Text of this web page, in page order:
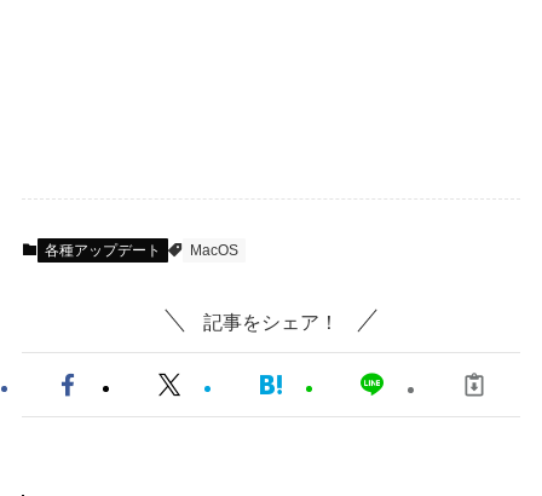
各種アップデート MacOS
記事をシェア！